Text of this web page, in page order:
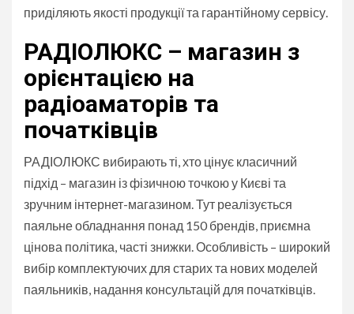
приділяють якості продукції та гарантійному сервісу.
РАДІОЛЮКС – магазин з
орієнтацією на
радіоаматорів та
початківців
РАДІОЛЮКС вибирають ті, хто цінує класичний
підхід – магазин із фізичною точкою у Києві та
зручним інтернет-магазином. Тут реалізується
паяльне обладнання понад 150 брендів, приємна
цінова політика, часті знижки. Особливість – широкий
вибір комплектуючих для старих та нових моделей
паяльників, надання консультацій для початківців.